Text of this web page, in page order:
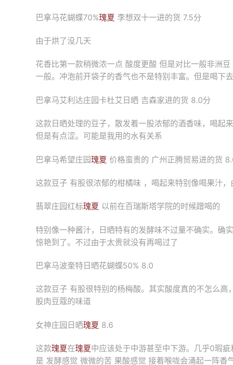
巴拿马花蝴蝶70%瑰夏 李想双十一进的货 7.5分
由于烘了没几天
花香比第一款稍微浓一点 酸度更酸 但是对比一般非洲
一般。冲泡前开袋子的香气也不是特别丰富。但是喝下
巴拿马艾利达庄园卡杜艾日晒 吉森家进的货 8.0分
这款日晒处理的豆子，散发着一股浓郁的酒香味，喝起
但是有点涩。可能是我用的水有关系
巴拿马希望庄园瑰夏 价格蛮贵的 广州正腾贸易进的货
这款豆子 有股很浓郁的柑橘味 ，喝起来特别像喝果汁
翡翠庄园红标瑰夏 以前在百瑞斯塔学院的时候蹭喝的
特别像一种酱汁，日晒特有的发酵味不过量不确实。确
惊艳到了。不过由于太贵就没有再喝过了
巴拿马波奎特日晒花蝴蝶50% 8.0
这款豆子 有股很特别的杨梅酸。其实酸度真的不怎么
股肉豆蔻的味道
女神庄园日晒瑰夏 8.6
这款瑰夏在瑰夏中应该处于中游甚至中下游。几乎0瑕
是 发酵感觉 微微的苦 果酸感觉 接着喉咙会涌起一阵香